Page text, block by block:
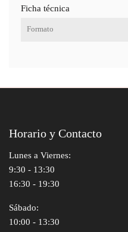
Ficha técnica
Formato
Horario y Contacto
Lunes a Viernes:
9:30 - 13:30
16:30 - 19:30
Sábado:
10:00 - 13:30